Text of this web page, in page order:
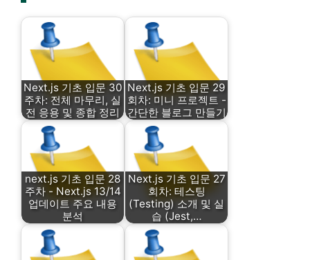
Next.js 기초 입문 30
주차: 전체 마무리, 실
전 응용 및 종합 정리
Next.js 기초 입문 29
회차: 미니 프로젝트 -
간단한 블로그 만들기
next.js 기초 입문 28
주차 - Next.js 13/14
업데이트 주요 내용
분석
Next.js 기초 입문 27
회차: 테스팅
(Testing) 소개 및 실
습 (Jest,…